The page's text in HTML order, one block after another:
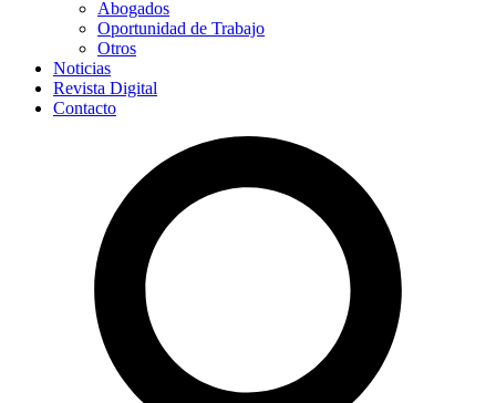
Abogados
Oportunidad de Trabajo
Otros
Noticias
Revista Digital
Contacto